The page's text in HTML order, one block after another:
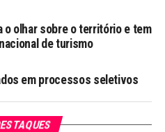
o olhar sobre o território e tem
de turismo
em processos seletivos